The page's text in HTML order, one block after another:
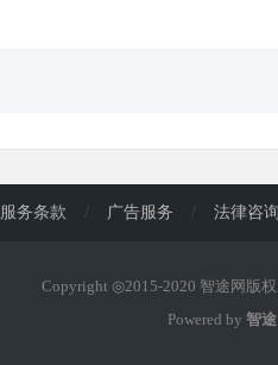
服务条款 / 广告服务 / 法律咨询
Copyright ◎2015-2020 智途网版权
Powered by 智途